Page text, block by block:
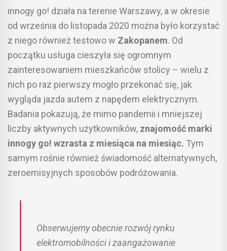
innogy go! działa na terenie Warszawy, a w okresie
od września do listopada 2020 można było korzystać
z niego również testowo w Zakopanem. Od
początku usługa cieszyła się ogromnym
zainteresowaniem mieszkańców stolicy – wielu z
nich po raz pierwszy mogło przekonać się, jak
wygląda jazda autem z napędem elektrycznym.
Badania pokazują, że mimo pandemii i mniejszej
liczby aktywnych użytkowników, znajomość marki
innogy go! wzrasta z miesiąca na miesiąc. Tym
samym rośnie również świadomość alternatywnych,
zeroemisyjnych sposobów podróżowania.
Obserwujemy obecnie rozwój rynku
elektromobilności i zaangażowanie